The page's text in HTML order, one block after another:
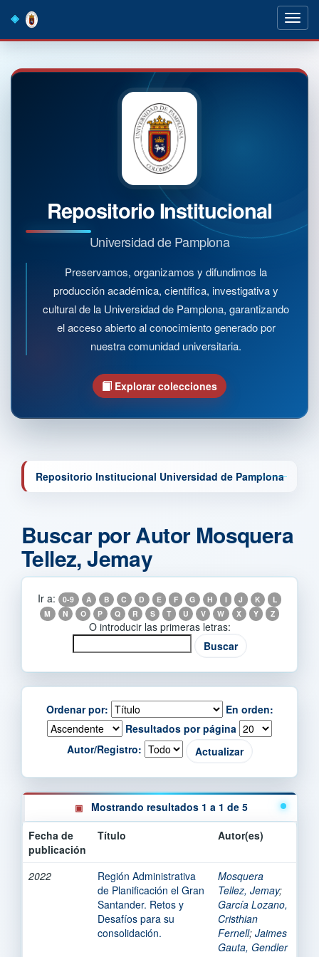
navigation
Repositorio Institucional
Universidad de Pamplona
Preservamos, organizamos y difundimos la
producción académica, científica, investigativa y
cultural de la Universidad de Pamplona, garantizando
el acceso abierto al conocimiento generado por
nuestra comunidad universitaria.
Explorar colecciones
Repositorio Institucional Universidad de Pamplona
Buscar por Autor Mosquera
Tellez, Jemay
Ir a: 0-9 A B C D E F G H I J K
L
M
N O P Q R S T U V W X Y Z
O introducir las primeras letras:
Ordenar por:
En orden:
Resultados por página
Autor/Registro:
Mostrando resultados 1 a 1 de 5
Fecha de
publicación
Título Autor(es)
2022
Región Administrativa
de Planificación el Gran
Santander. Retos y
Desafíos para su
consolidación.
Mosquera
Tellez, Jemay;
García Lozano,
Cristhian
Fernell; Jaimes
Gauta, Gendler